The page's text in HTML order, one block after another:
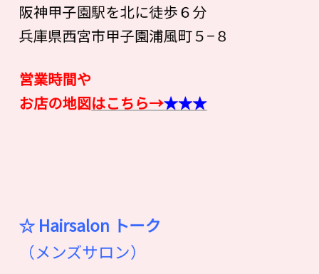
阪神甲子園駅を北に徒歩６分
兵庫県西宮市甲子園浦風町５−８
営業時間や
お店の地図はこちら→★★★
☆ Hairsalon トーク
（メンズサロン）